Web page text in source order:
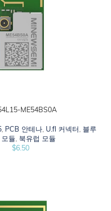
ME54BS0A
, PCB 안테나, U.fl 커넥터, 블루
듈, 북유럽 모듈
$6.50